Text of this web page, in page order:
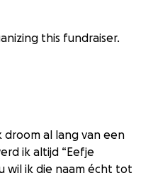
this fundraiser.
droom al lang van een
ik altijd “Eefje
wil ik die naam écht tot